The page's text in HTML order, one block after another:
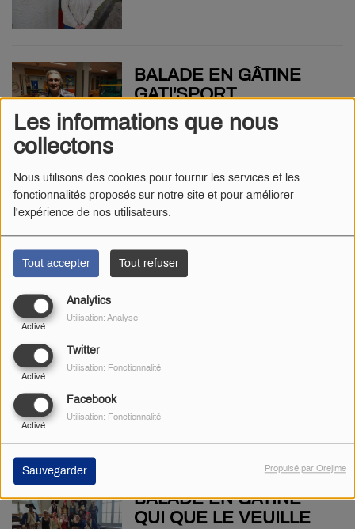
Les informations que nous
collectons
Nous utilisons des cookies pour fournir les services et les
fonctionnalités proposés sur notre site et pour améliorer
l'expérience de nos utilisateurs.
Tout accepter Tout refuser
Analytics
Activé
Utilisation: Analyse
Twitter
Activé
Utilisation: Fonctionnalité
Facebook
Activé
Utilisation: Fonctionnalité
Sauvegarder Propulsé par Orejime
BALADE EN GÂTINE
GATI'SPORT
BALADE EN GÂTINE À
LA PÉPINIÈRE DE
FLEURS EN FLEURS
ALPHA BULLES
BALADE EN GÂTINE
QUI QUE LE VEUILLE